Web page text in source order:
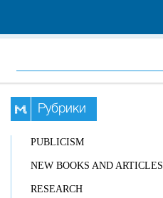
Рубрики
PUBLICISM
NEW BOOKS AND ARTICLES
RESEARCH